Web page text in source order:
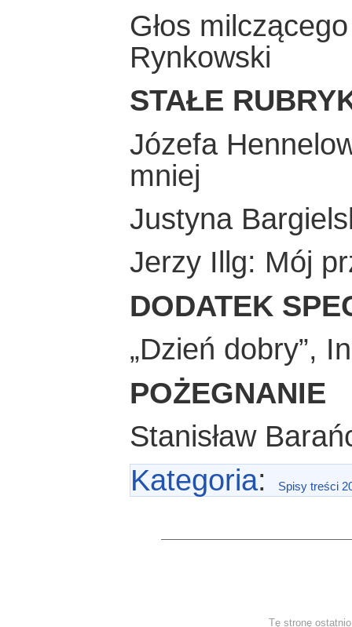
Głos
Rynkowski
STAŁE
Józefa
mniej
Justyna
Jerzy Illg: Mój
DODATEK
„Dzień dobry”,
POŻEGNANIE
Stanisław
Kategoria: Spisy treści
Tę stronę